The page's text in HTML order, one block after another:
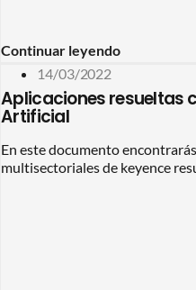
Continuar leyendo
14/03/2022
Aplicaciones resueltas
Artificial
En este documento
multisectoriales de keyence